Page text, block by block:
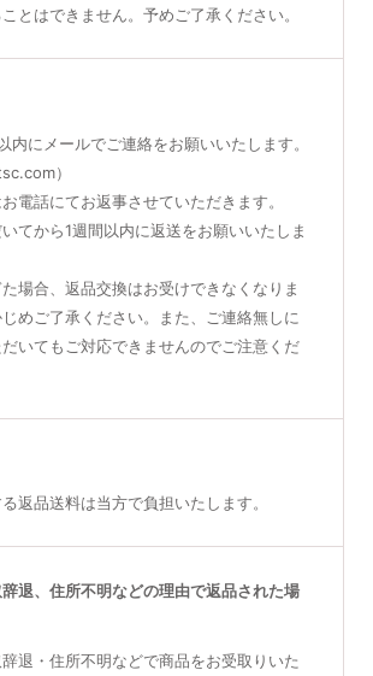
とはできません。予めご了承ください。
内にメールでご連絡をお願いいたします。
）
電話にてお返事させていただきます。
てから1週間以内に返送をお願いいたしま
場合、返品交換はお受けできなくなりま
めご了承ください。また、ご連絡無しに
いてもご対応できませんのでご注意くだ
返品送料は当方で負担いたします。
退、住所不明などの理由で返品された場
退・住所不明などで商品をお受取りいた